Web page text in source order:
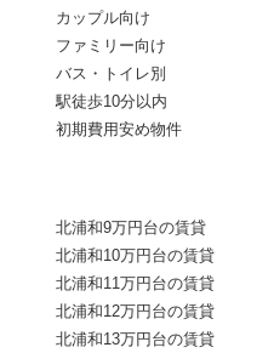
カップル向け
ファミリー向け
バス・トイレ別
駅徒歩10分以内
初期費用安め物件
北浦和9万円台の賃貸
北浦和10万円台の賃貸
北浦和11万円台の賃貸
北浦和12万円台の賃貸
北浦和13万円台の賃貸